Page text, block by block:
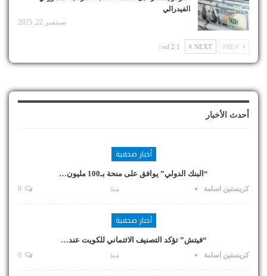
الفيدرالي
سبتمبر 22, 2025
NEXT
1 od 2 |
أحدث الأخبار
أخبار صحفية
“البنك الدولي” يوافق على منحة بـ100 مليون…
كريستين اسامة منذ
أخبار صحفية
“فيتش” تؤكد التصنيف الائتماني للكويت عند…
كريستين اسامة منذ